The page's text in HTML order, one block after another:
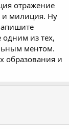
не защищаю
и пагонами
или поздно-
слова «Служа
отражение
и милиция. Ну
одним из тех,
ментом.
образования и